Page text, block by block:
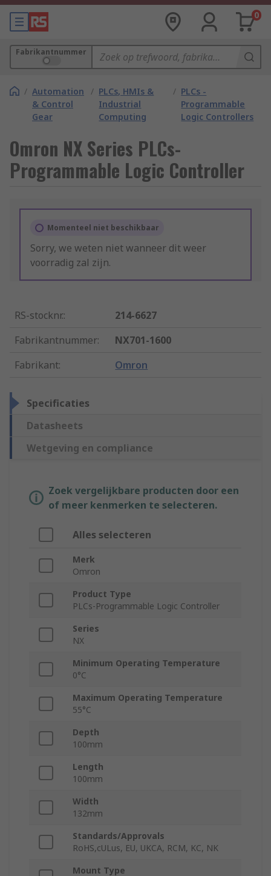
0
Fabrikantnummer
/ Automation
& Control
Gear
/ PLCs, HMIs &
Industrial
Computing
/ PLCs -
Programmable
Logic Controllers
Omron NX Series PLCs-
Programmable Logic Controller
Momenteel niet beschikbaar
Sorry, we weten niet wanneer dit weer
voorradig zal zijn.
RS-stocknr.:
214-6627
Fabrikantnummer:
NX701-1600
Fabrikant: Omron
Specificaties
Datasheets
Wetgeving en compliance
Zoek vergelijkbare producten door een
of meer kenmerken te selecteren.
Alles selecteren
Merk
Omron
Product Type
PLCs-Programmable Logic Controller
Series
NX
Minimum Operating Temperature
0°C
Maximum Operating Temperature
55°C
Depth
100mm
Length
100mm
Width
132mm
Standards/Approvals
RoHS,cULus, EU, UKCA, RCM, KC, NK
Mount Type